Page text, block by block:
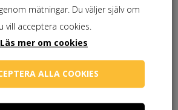
mätningar. Du väljer själv om
vill acceptera cookies.
Läs mer om cookies
ALLA COOKIES